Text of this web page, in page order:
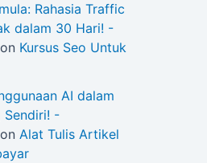
Rahasia Traffic
dalam 30 Hari! -
on Kursus Seo Untuk
AI dalam
Sendiri! -
on Alat Tulis Artikel